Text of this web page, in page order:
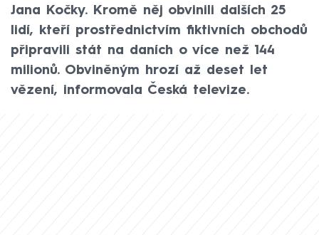
Jana Kočky. Kromě něj obvinili dalších 25
lidí, kteří prostřednictvím fiktivních obchodů
připravili stát na daních o více než 144
milionů. Obviněným hrozí až deset let
vězení, informovala Česká televize.